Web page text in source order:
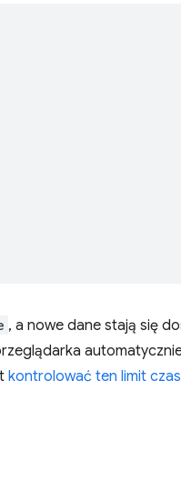
, a nowe dane stają się
kontrolować ten limit